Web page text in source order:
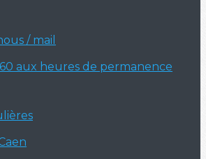
/ mail
aux heures de permanence